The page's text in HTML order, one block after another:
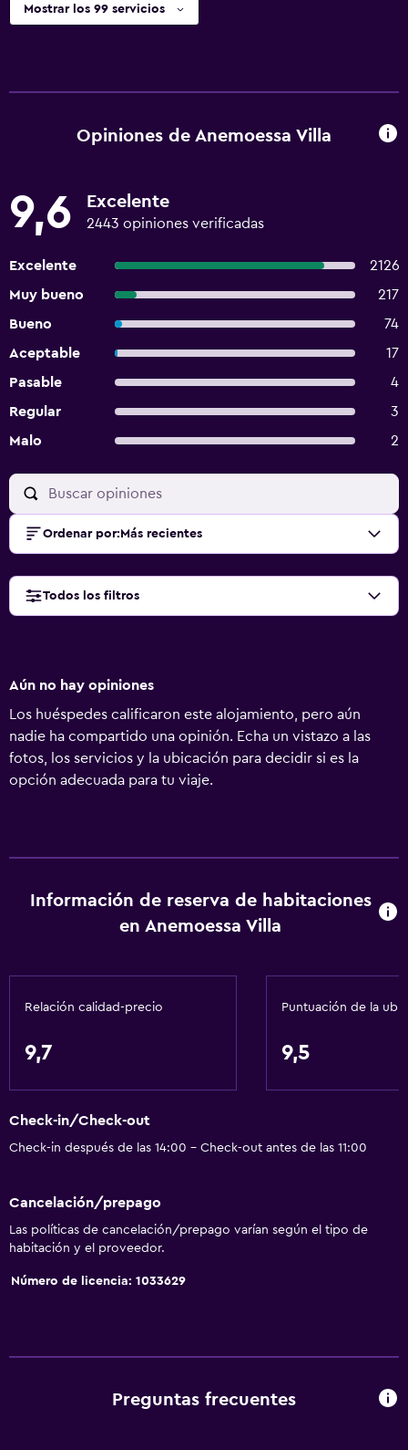
Mostrar los 99 servicios
Opiniones de Anemoessa Villa
9,6 Excelente
2443 opiniones verificadas
Excelente
2126
Muy bueno
217
Bueno
74
Aceptable
17
Pasable
4
Regular
3
Malo
2
Ordenar por: Más recientes
Todos los filtros
Aún no hay opiniones
Los huéspedes calificaron este alojamiento, pero aún
nadie ha compartido una opinión. Echa un vistazo a las
fotos, los servicios y la ubicación para decidir si es la
opción adecuada para tu viaje.
Información de reserva de habitaciones
en Anemoessa Villa
Relación calidad-precio
9,7
Puntuación de la
9,5
Check-in/Check-out
Check-in después de las 14:00 - Check-out antes de las 11:00
Cancelación/prepago
Las políticas de cancelación/prepago varían según el tipo de
habitación y el proveedor.
Número de licencia: 1033629
Preguntas frecuentes